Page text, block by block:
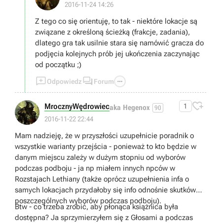
2016-11-24 14:26
Z tego co się orientuję, to tak - niektóre lokacje są
związane z określoną ścieżką (frakcje, zadania),
dlatego gra tak usilnie stara się namówić gracza do
podjęcia kolejnych prób jej ukończenia zaczynając
od początku ;)
Odpowiedz  Forum 
MrocznyWędrowiecaka Hegenox 90
2016-11-22 22:44
1 
Mam nadzieję, że w przyszłości uzupełnicie poradnik o
wszystkie warianty przejścia - ponieważ to kto będzie w
danym miejscu zależy w dużym stopniu od wyborów
podczas podboju - ja np miałem innych npców w
Rozstajach Lethiany (także oprócz uzupełnienia infa o
samych lokacjach przydałoby się info odnośnie skutków
poszczególnych wyborów podczas podboju).
Btw - co trzeba zrobić, aby płonąca książnica była
dostępna? Ja sprzymierzyłem się z Głosami a podczas